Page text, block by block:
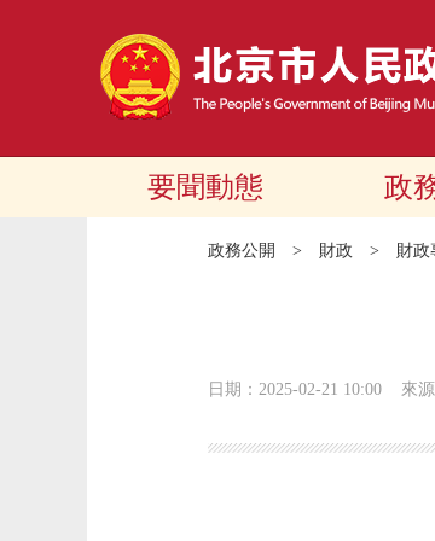
要聞動態 政
政務公開 > 財政 > 財政
日期：2025-02-21 10:00 來